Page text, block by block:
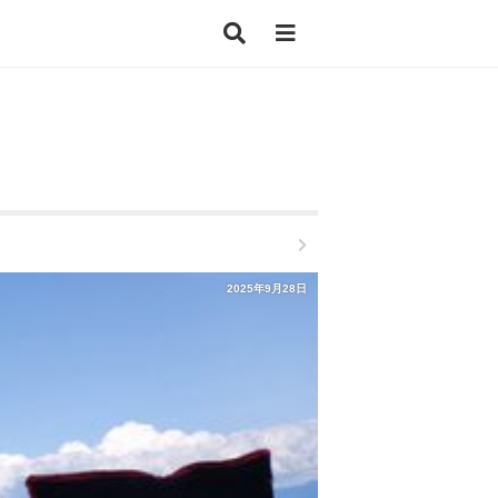
2025年9月28日